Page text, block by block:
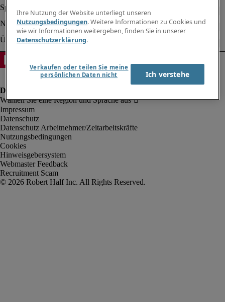
Impressum
Datenschutz
Datenschutz Arbeitnehmer/Zeitarbeitskräfte
Nutzungsbedingungen
Cookies
Hinweisgebersystem
Webmaster Feedback
Recruitment Scam
Ihre Nutzung der Website unterliegt unseren
Nutzungsbedingungen. Weitere Informationen zu Cookies und
wie wir Informationen weitergeben, finden Sie in unserer
Datenschutzerklärung.
Verkaufen oder teilen Sie meine
persönlichen Daten nicht
Ich verstehe